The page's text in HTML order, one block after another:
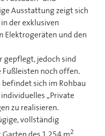
Ausstattung zeigt sich
der exklusiven
Elektrogeräten und den
gepflegt, jedoch sind
noch offen.
befindet sich im Rohbau
„Private
zu realisieren.
vollständig
2